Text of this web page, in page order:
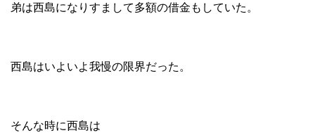
弟は西島になりすまして多額の借金もしていた。
西島はいよいよ我慢の限界だった。
そんな時に西島は